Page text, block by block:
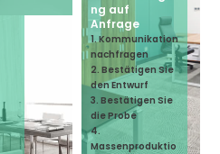
ng auf
Anfrage
1. Kommunikation
nachfragen
2. Bestätigen Sie
den Entwurf
3. Bestätigen Sie
die Probe
4.
Massenproduktio